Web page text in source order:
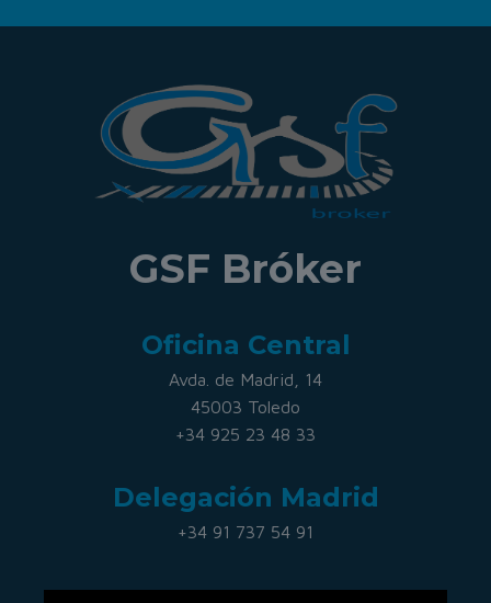
GSF Bróker
Oficina Central
Avda. de Madrid, 14
45003 Toledo
+34 925 23 48 33
Delegación Madrid
+34 91 737 54 91